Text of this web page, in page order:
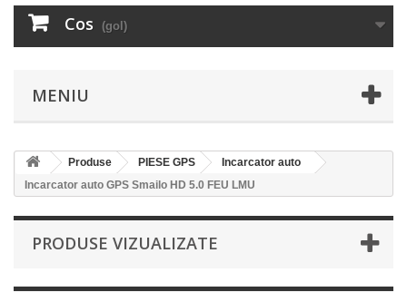
Cos (gol)
MENIU
Produse PIESE GPS
Incarcator auto
Incarcator auto GPS Smailo HD 5.0 FEU LMU
PRODUSE VIZUALIZATE